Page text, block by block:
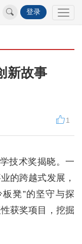
登录
新故事
1
技术奖揭晓。一
的跨越式发展，
凳”的坚守与探
获奖项目，挖掘